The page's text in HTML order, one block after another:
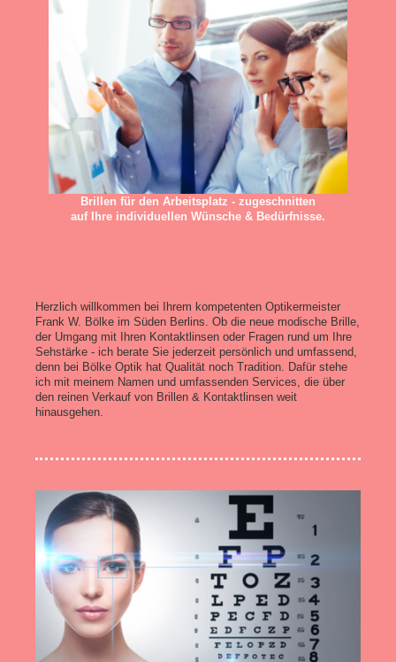
Brillen für den Arbeitsplatz - zugeschnitten
auf Ihre individuellen Wünsche & Bedürfnisse.
Herzlich willkommen bei Ihrem kompetenten Optikermeister
Frank W. Bölke im Süden Berlins. Ob die neue modische Brille,
der Umgang mit Ihren Kontaktlinsen oder Fragen rund um Ihre
Sehstärke - ich berate Sie jederzeit persönlich und umfassend,
denn bei Bölke Optik hat Qualität noch Tradition. Dafür stehe
ich mit meinem Namen und umfassenden Services, die über
den reinen Verkauf von Brillen & Kontaktlinsen weit
hinausgehen.